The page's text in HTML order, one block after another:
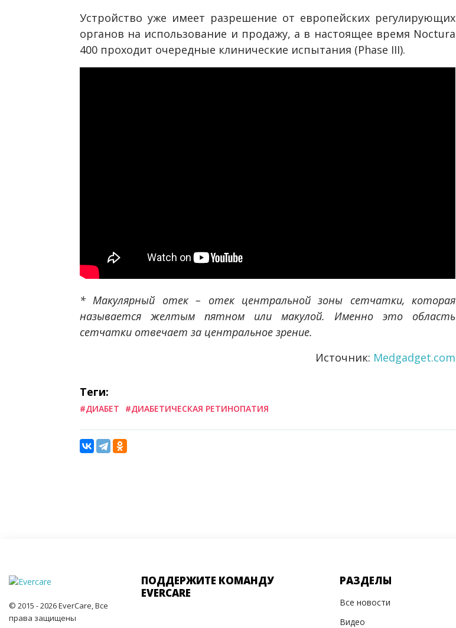
Устройство уже имеет разрешение от европейских регулирующих
органов на использование и продажу, а в настоящее время Noctura
400 проходит очередные клинические испытания (Phase III).
* Макулярный отек – отек центральной зоны сетчатки, которая
называется желтым пятном или макулой. Именно это область
сетчатки отвечает за центральное зрение.
Источник: Medgadget.com
Теги:
#ДИАБЕТ #ДИАБЕТИЧЕСКАЯ РЕТИНОПАТИЯ
© 2015 - 2026 EverCare, Все
права защищены
ПОДДЕРЖИТЕ КОМАНДУ
EVERCARE
РАЗДЕЛЫ
Все новости
Видео